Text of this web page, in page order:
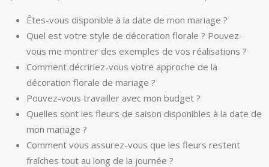
Êtes-vous disponible à la date de mon mariage ?
Quel est votre style de décoration florale ? Pouvez-
vous me montrer des exemples de vos réalisations ?
Comment décririez-vous votre approche de la
décoration florale de mariage ?
Pouvez-vous travailler avec mon budget ?
Quelles sont les fleurs de saison disponibles à la date de
mon mariage ?
Comment vous assurez-vous que les fleurs restent
fraîches tout au long de la journée ?